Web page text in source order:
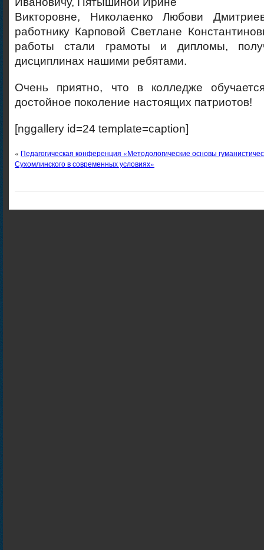
Викторовне, Николаенко Любови
работнику Карповой Светлане
работы стали грамоты и дипломы,
дисциплинах нашими ребятами.
Очень приятно, что в колледже
достойное поколение настоящих патриотов!
[nggallery id=24 template=caption]
« Педагогическая конференция «Методологические основы
Сухомлинского в современных условиях»